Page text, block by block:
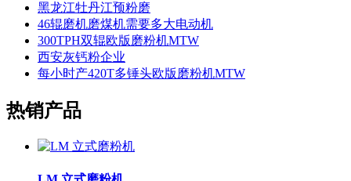
黑龙江牡丹江预粉磨
46辊磨机磨煤机需要多大电动机
300TPH双辊欧版磨粉机MTW
西安灰钙粉企业
每小时产420T多锤头欧版磨粉机MTW
热销产品